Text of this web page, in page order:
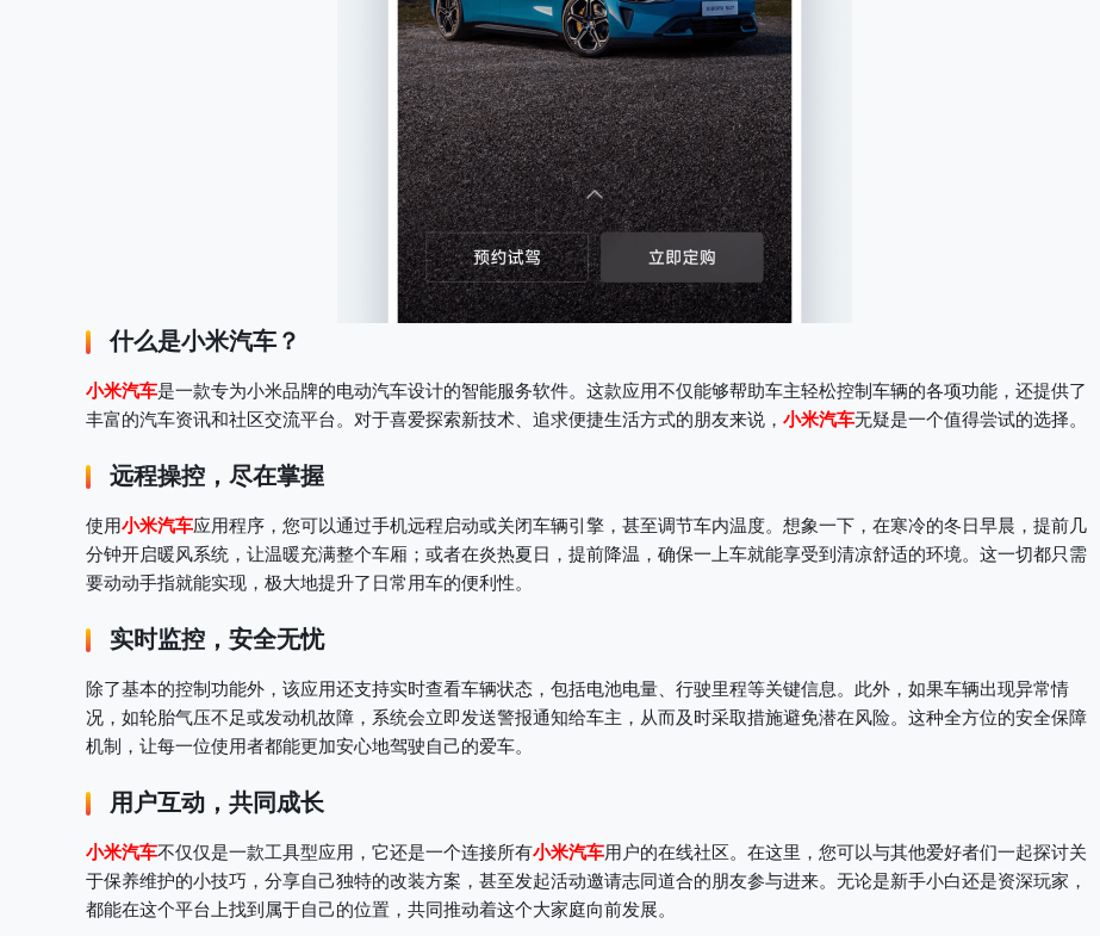
什么是小米汽车 ？
小米汽车是一款专为小米品牌的电动汽车设计的智能服务软件。这款应用不仅能够帮助车主轻松控制车辆的各项功能，还提供了
丰富的汽车资讯和社区交流平台。对于喜爱探索新技术、追求便捷生活方式的朋友来说， 小米汽车无疑是一个值得尝试的选择。
远程操控，尽在掌握
使用小米汽车应用程序，您可以通过手机远程启动或关闭车辆引擎，甚至调节车内温度。想象一下，在寒冷的冬日早晨，提前几
分钟开启暖风系统，让温暖充满整个车厢；或者在炎热夏日，提前降温，确保一上车就能享受到清凉舒适的环境。这一切都只需
要动动手指就能实现，极大地提升了日常用车的便利性。
实时监控，安全无忧
除了基本的控制功能外，该应用还支持实时查看车辆状态，包括电池电量、行驶里程等关键信息。此外，如果车辆出现异常情
况，如轮胎气压不足或发动机故障，系统会立即发送警报通知给车主，从而及时采取措施避免潜在风险。这种全方位的安全保障
机制，让每一位使用者都能更加安心地驾驶自己的爱车。
用户互动，共同成长
小米汽车不仅仅是一款工具型应用，它还是一个连接所有小米汽车用户的在线社区。在这里，您可以与其他爱好者们一起探讨关
于保养维护的小技巧，分享自己独特的改装方案，甚至发起活动邀请志同道合的朋友参与进来。无论是新手小白还是资深玩家，
都能在这个平台上找到属于自己的位置，共同推动着这个大家庭向前发展。